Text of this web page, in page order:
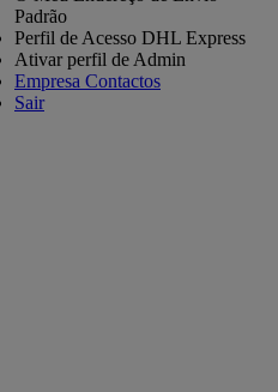
Padrão
Perfil de Acesso DHL Express
Ativar perfil de Admin
Empresa Contactos
Sair